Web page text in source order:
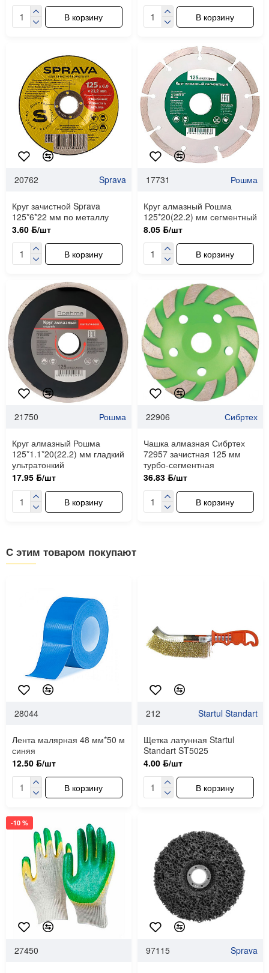
В корзину В корзину
20762 Sprava
Круг зачистной Sprava
125*6*22 мм по металлу
3.60 ƃ/шт
В корзину
17731 Рошма
Круг алмазный Рошма
125*20(22.2) мм сегментный
8.05 ƃ/шт
В корзину
21750 Рошма
Круг алмазный Рошма
125*1.1*20(22.2) мм гладкий
ультратонкий
17.95 ƃ/шт
В корзину
22906 Сибртех
Чашка алмазная Сибртех
72957 зачистная 125 мм
турбо-сегментная
36.83 ƃ/шт
В корзину
С этим товаром покупают
28044
Лента малярная 48 мм*50 м
синяя
12.50 ƃ/шт
В корзину
212 Startul Standart
Щетка латунная Startul
Standart ST5025
4.00 ƃ/шт
В корзину
-10 %
27450 97115 Sprava